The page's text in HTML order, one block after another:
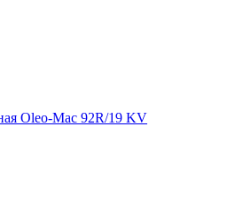
Oleo-Mac 92R/19 KV